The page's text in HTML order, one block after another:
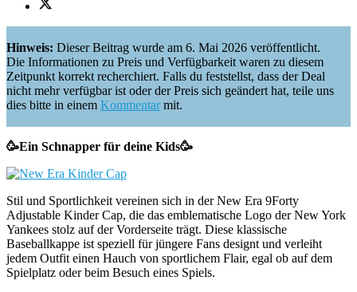
Hinweis: Dieser Beitrag wurde am 6. Mai 2026 veröffentlicht.
Die Informationen zu Preis und Verfügbarkeit waren zu diesem
Zeitpunkt korrekt recherchiert. Falls du feststellst, dass der Deal
nicht mehr verfügbar ist oder der Preis sich geändert hat, teile uns
dies bitte in einem Kommentarmit.
🥳Ein Schnapper für deine Kids🥳
Stil und Sportlichkeit vereinen sich in der New Era 9Forty
Adjustable Kinder Cap, die das emblematische Logo der New York
Yankees stolz auf der Vorderseite trägt. Diese klassische
Baseballkappe ist speziell für jüngere Fans designt und verleiht
jedem Outfit einen Hauch von sportlichem Flair, egal ob auf dem
Spielplatz oder beim Besuch eines Spiels.